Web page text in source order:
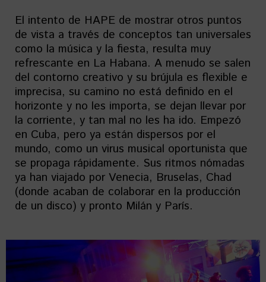
El intento de HAPE de mostrar otros puntos
de vista a través de conceptos tan universales
como la música y la fiesta, resulta muy
refrescante en La Habana. A menudo se salen
del contorno creativo y su brújula es flexible e
imprecisa, su camino no está definido en el
horizonte y no les importa, se dejan llevar por
la corriente, y tan mal no les ha ido. Empezó
en Cuba, pero ya están dispersos por el
mundo, como un virus musical oportunista que
se propaga rápidamente. Sus ritmos nómadas
ya han viajado por Venecia, Bruselas, Chad
(donde acaban de colaborar en la producción
de un disco) y pronto Milán y París.